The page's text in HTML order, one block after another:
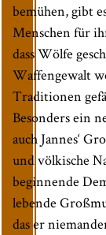
bemühen, gibt
Menschen für
dass Wölfe
Waffengewalt
Traditionen
Besonders ein
auch Jannes‘
und völkische
beginnende
lebende
das er